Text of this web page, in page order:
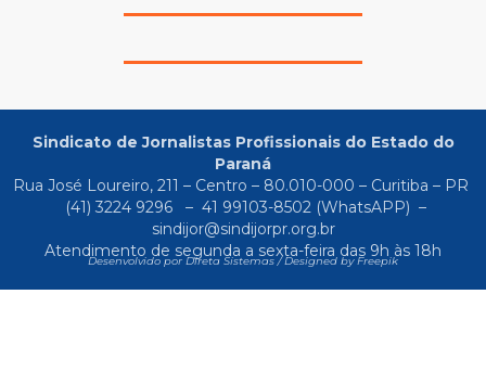
Sindicato de Jornalistas Profissionais do Estado do
Paraná
Rua José Loureiro, 211 – Centro – 80.010-000 – Curitiba – PR
(41) 3224 9296
– 41 99103-8502(WhatsAPP) –
sindijor@sindijorpr.org.br
Atendimento de segunda a sexta-feira das 9h às 18h
Desenvolvido por Direta Sistemas /Designed by Freepik